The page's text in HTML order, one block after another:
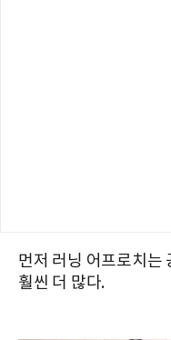
먼저 러닝 어프로치는
훨씬 더 많다.